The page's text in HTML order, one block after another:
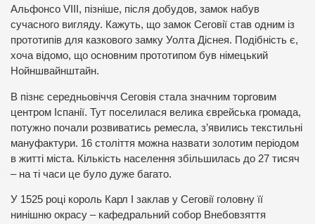
Альфонсо VIII, пізніше, після добудов, замок набув
сучасного вигляду. Кажуть, що замок Сеговії став одним із
прототипів для казкового замку Уолта Діснея. Подібність є,
хоча відомо, що основним прототипом був німецький
Нойншвайнштайн.
В пізнє середньовіччя Сеговія стала значним торговим
центром Іспанії. Тут поселилася велика єврейська громада,
потужно почали розвиватись ремесла, з’явились текстильні
мануфактури. 16 століття можна назвати золотим періодом
в житті міста. Кількість населення збільшилась до 27 тисяч
– на ті часи це було дуже багато.
У 1525 році король Карл І заклав у Сеговії головну її
нинішню окрасу – кафедральний собор Внебовзяття